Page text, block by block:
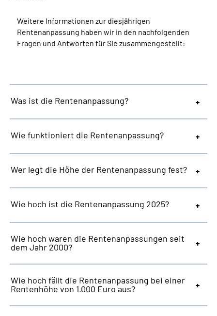
Weitere Informationen zur diesjährigen
Rentenanpassung haben wir in den nachfolgenden
Fragen und Antworten für Sie zusammengestellt:
Was ist die Rentenanpassung?
Wie funktioniert die Rentenanpassung?
Wer legt die Höhe der Rentenanpassung fest?
Wie hoch ist die Rentenanpassung 2025?
Wie hoch waren die Rentenanpassungen seit
dem Jahr 2000?
Wie hoch fällt die Rentenanpassung bei einer
Rentenhöhe von 1.000 Euro aus?